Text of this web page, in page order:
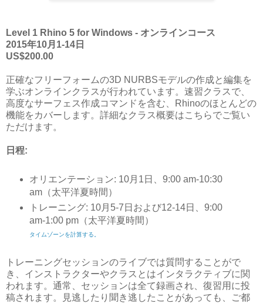
Level 1 Rhino 5 for Windows - オンラインコース
2015年10月1-14日
US$200.00
正確なフリーフォームの3D NURBSモデルの作成と編集を
学ぶオンラインクラスが行われています。速習クラスで、
高度なサーフェス作成コマンドを含む、Rhinoのほとんどの
機能をカバーします。詳細なクラス概要はこちらでご覧い
ただけます。
日程:
オリエンテーション: 10月1日、9:00 am-10:30
am（太平洋夏時間）
トレーニング: 10月5-7日および12-14日、9:00
am-1:00 pm（太平洋夏時間）
タイムゾーンを計算する。
トレーニングセッションのライブでは質問することがで
き、インストラクターやクラスとはインタラクティブに関
われます。通常、セッションは全て録画され、復習用に投
稿されます。見逃したり聞き逃したことがあっても、ご都